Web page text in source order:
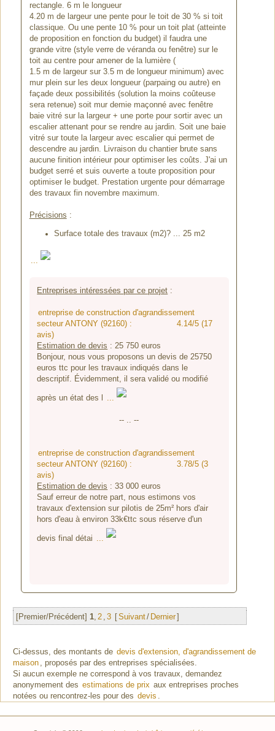
rectangle. 6 m le longueur
4.20 m de largeur une pente pour le toit de 30 % si toit
classique. Ou une pente 10 % pour un toit plat (atteinte
de proposition en fonction du budget) il faudra une
grande vitre (style verre de véranda ou fenêtre) sur le
toit au centre pour amener de la lumière (
1.5 m de largeur sur 3.5 m de longueur minimum) avec
mur plein sur les deux longueur (parpaing ou autre) en
façade deux possibilités (solution la moins coûteuse
sera retenue) soit mur demie maçonné avec fenêtre
baie vitré sur la largeur + une porte pour sortir avec un
escalier attenant pour se rendre au jardin. Soit une baie
vitré sur toute la largeur avec escalier qui permet de
descendre au jardin. Livraison du chantier brute sans
aucune finition intérieur pour optimiser les coûts. J'ai un
budget serré et suis ouverte a toute proposition pour
optimiser le budget. Prestation urgente pour démarrage
des travaux fin novembre maximum.
Précisions :
Surface totale des travaux (m2)? ... 25 m2
...
Entreprises intéressées par ce projet :
entreprise de construction d'agrandissement
secteur ANTONY (92160) :
4.14/5 (17
avis)
Estimation de devis : 25 750 euros
Bonjour, nous vous proposons un devis de 25750
euros ttc pour les travaux indiqués dans le
descriptif. Évidemment, il sera validé ou modifié
après un état des l ...
-- .. --
entreprise de construction d'agrandissement
secteur ANTONY (92160) :
3.78/5 (3
avis)
Estimation de devis :33 000 euros
Sauf erreur de notre part, nous estimons vos
travaux d'extension sur pilotis de 25m² hors d'air
hors d'eau à environ 33k€ttc sous réserve d'un
devis final détai ...
[Premier/Précédent] 1, 2 , 3 Suivant/ Dernier
Ci-dessus, des montants de devis d'extension, d'agrandissement de
maison , proposés par des entreprises spécialisées.
Si aucun exemple ne correspond à vos travaux, demandez
anonymement des estimations de prix aux entreprises proches
notées ou rencontrez-les pour des devis .